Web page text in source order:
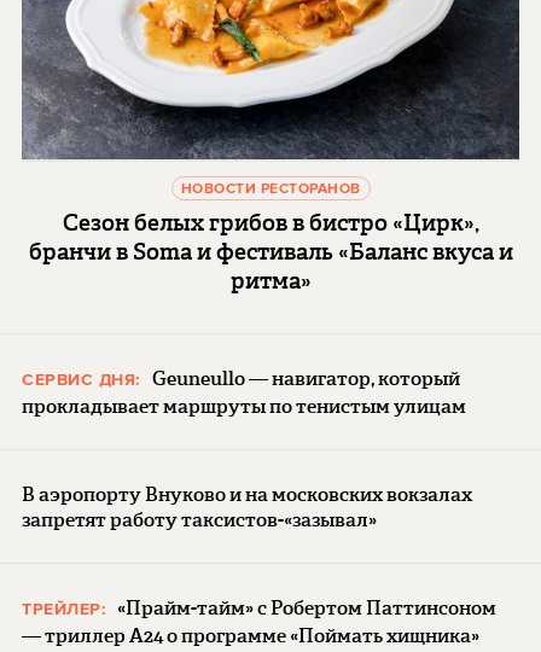
НОВОСТИ РЕСТОРАНОВ
Сезон белых грибов в бистро «Цирк»,
бранчи в Soma и фестиваль «Баланс вкуса и
ритма»
СЕРВИС ДНЯ:
Geuneullo — навигатор, который
прокладывает маршруты по тенистым улицам
В аэропорту Внуково и на московских вокзалах
запретят работу таксистов-«зазывал»
ТРЕЙЛЕР:
«Прайм-тайм» с Робертом Паттинсоном
— триллер A24 о программе «Поймать хищника»